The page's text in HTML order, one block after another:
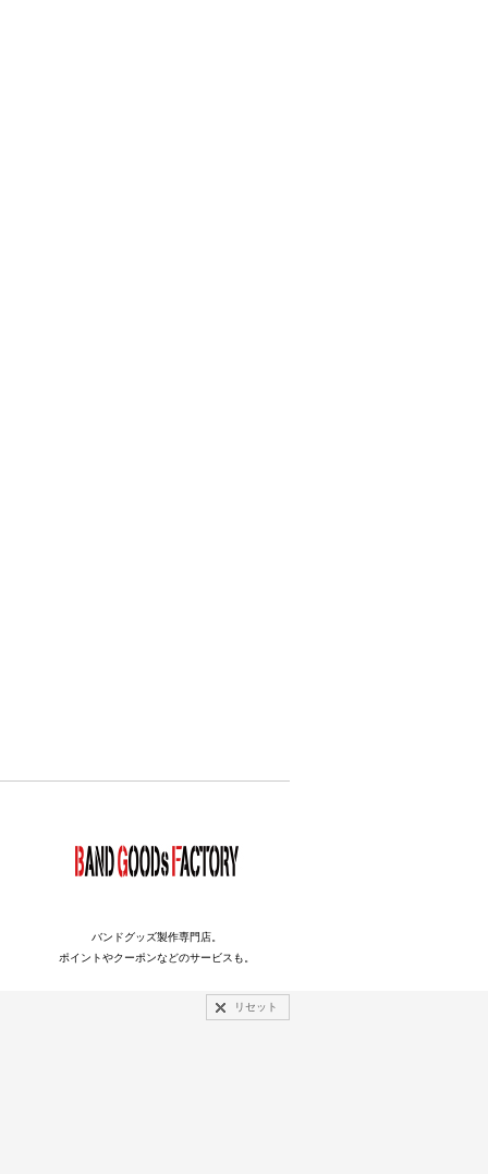
バンドグッズ製作専門店。
ポイントやクーポンなどのサービスも。
リセット